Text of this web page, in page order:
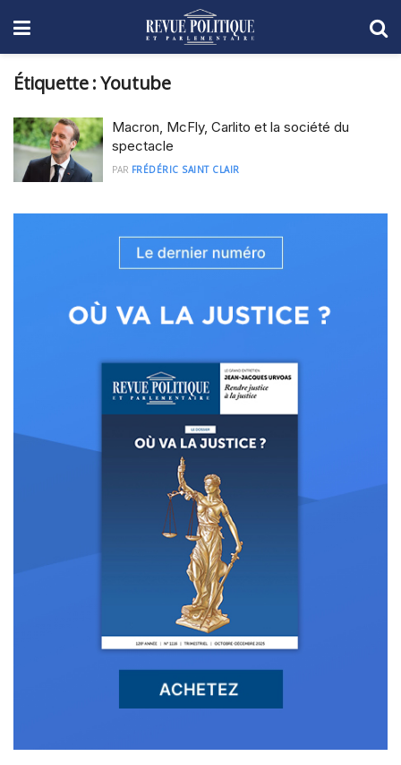
Étiquette :Youtube
Macron, McFly, Carlito et la société du
spectacle
PAR FRÉDÉRIC SAINT CLAIR